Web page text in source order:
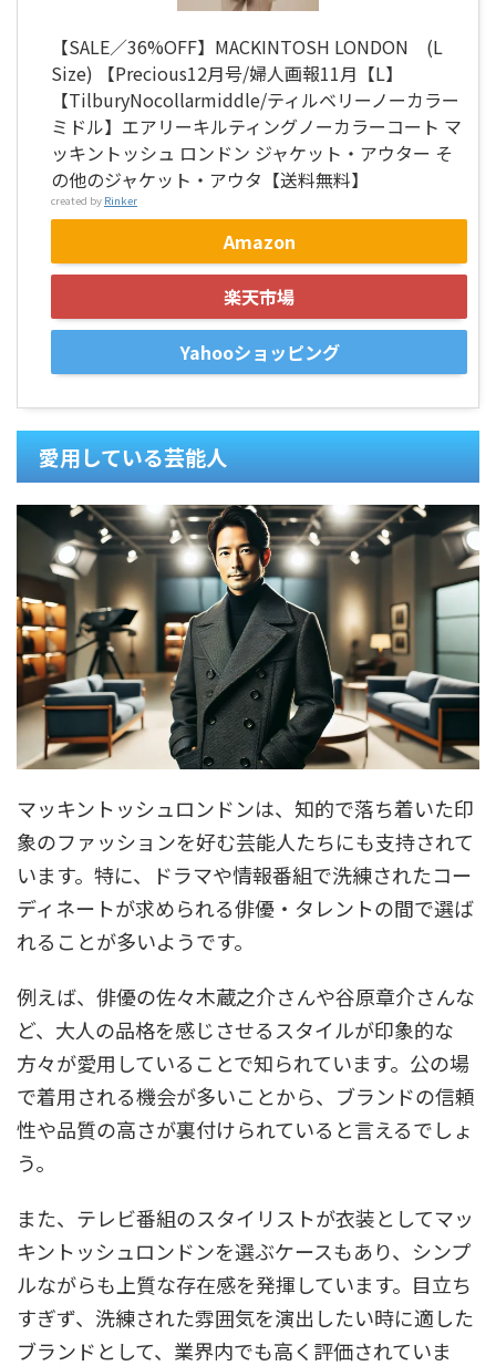
【SALE／36%OFF】MACKINTOSH LONDON (L
Size) 【Precious12月号/婦人画報11月【L】
【TilburyNocollarmiddle/ティルベリーノーカラー
ミドル】エアリーキルティングノーカラーコート マ
ッキントッシュ ロンドン ジャケット・アウター そ
の他のジャケット・アウタ【送料無料】
created by Rinker
Amazon
楽天市場
Yahooショッピング
愛用している芸能人
マッキントッシュロンドンは、知的で落ち着いた印
象のファッションを好む芸能人たちにも支持されて
います。特に、ドラマや情報番組で洗練されたコー
ディネートが求められる俳優・タレントの間で選ば
れることが多いようです。
例えば、俳優の佐々木蔵之介さんや谷原章介さんな
ど、大人の品格を感じさせるスタイルが印象的な
方々が愛用していることで知られています。公の場
で着用される機会が多いことから、ブランドの信頼
性や品質の高さが裏付けられていると言えるでしょ
う。
また、テレビ番組のスタイリストが衣装としてマッ
キントッシュロンドンを選ぶケースもあり、シンプ
ルながらも上質な存在感を発揮しています。目立ち
すぎず、洗練された雰囲気を演出したい時に適した
ブランドとして、業界内でも高く評価されていま